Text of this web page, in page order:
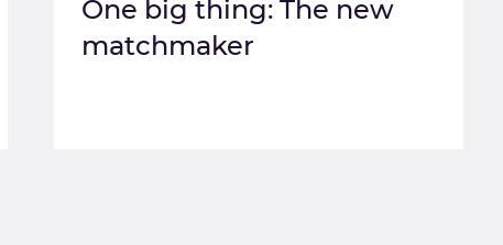
One big thing: The new
matchmaker